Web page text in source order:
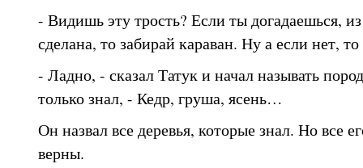
- Видишь эту трость? Если ты догадаешься, из
сделана, то забирай караван. Ну а если нет,
- Ладно, - сказал Татук и начал называть
только знал, - Кедр, груша, ясень…
Он назвал все деревья, которые знал. Но все
верны.